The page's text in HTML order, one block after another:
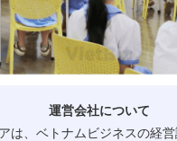
運営会社について
は、ベトナムビジネスの経